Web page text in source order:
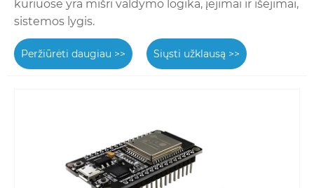
kuriuose yra mišri valdymo logika, įėjimai ir išėjimai,
sistemos lygis.
Peržiūrėti daugiau >> Siųsti užklausą >>